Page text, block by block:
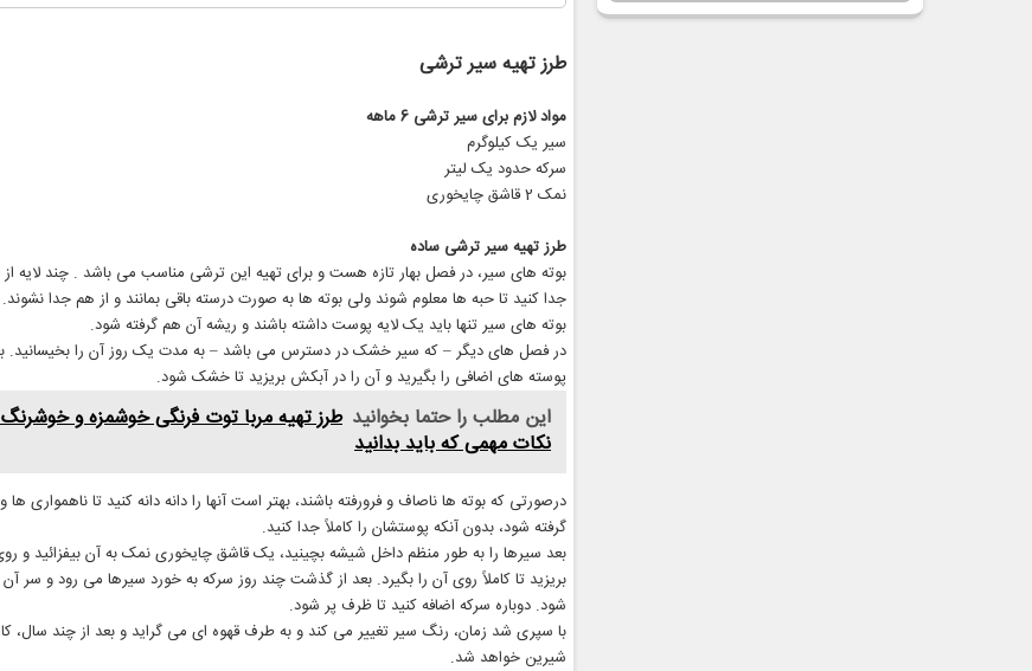
طرز تهیه سیر ترشی
مواد لازم برای سیر ترشی 6 ماهه
سیر یک كیلوگرم
سركه حدود یک لیتر
نمک 2 قاشق چایخوری
طرز تهیه سیر ترشی ساده
بوته های سیر، در فصل بهار تازه هست و برای تهیه این ترشی مناسب می باشد . چند لایه
جدا كنید تا حبه ها معلوم شوند ولی بوته ها به صورت درسته باقی بمانند و از هم جدا نشوند.
بوته های سیر تنها باید یک لایه پوست داشته باشند و ریشه آن هم گرفته شود.
در فصل های ديگر – كه سیر خشک در دسترس می باشد – به مدت یک روز آن را بخیسانید.
پوسته های اضافی را بگیرید و آن را در آبکش بریزید تا خشک شود.
این مطلب را حتما بخوانید طرز تهیه مربا توت فرنگی خوشمزه و
نکات مهمی که باید بدانید
درصورتی که بوته ها ناصاف و فرورفته باشند، بهتر است آنها را دانه دانه كنید تا ناهمواری ها
گرفته شود، بدون آنكه پوستشان را كاملاً جدا كنید.
بعد سیرها را به طور منظم داخل شیشه بچینید، یک قاشق چایخوری نمک به آن بیفزائید و
بریزید تا كاملاً روی آن را بگیرد. بعد از گذشت چند روز سركه به خورد سیرها می رود و سر
شود. دوباره سركه اضافه كنید تا ظرف پر شود.
با سپری شد زمان، رنگ سیر تغيير می كند و به طرف قهوه ای می گراید و بعد از چند سال،
شیرین خواهد شد.